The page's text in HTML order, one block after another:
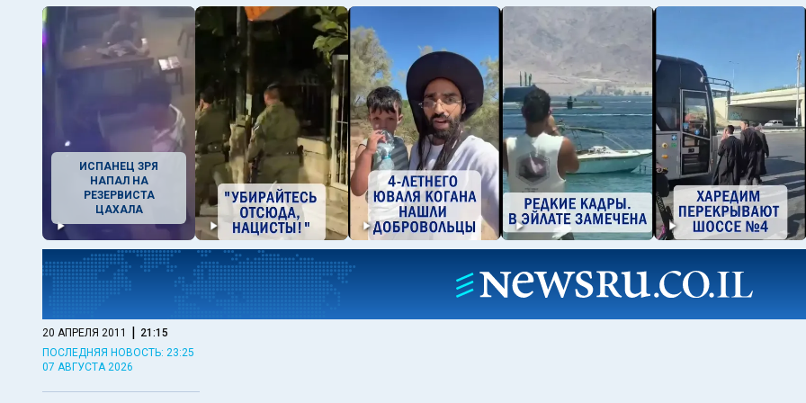
ИСПАНЕЦ ЗРЯ
НАПАЛ НА
РЕЗЕРВИСТА
ЦАХАЛА
20 АПРЕЛЯ 2011 | 21:15
ПОСЛЕДНЯЯ НОВОСТЬ: 23:25
07 АВГУСТА 2026